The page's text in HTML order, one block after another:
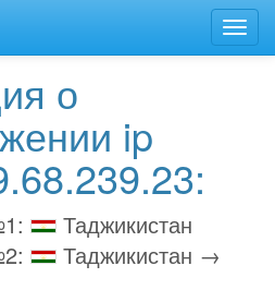
о
ip
Таджикистан
Таджикистан →